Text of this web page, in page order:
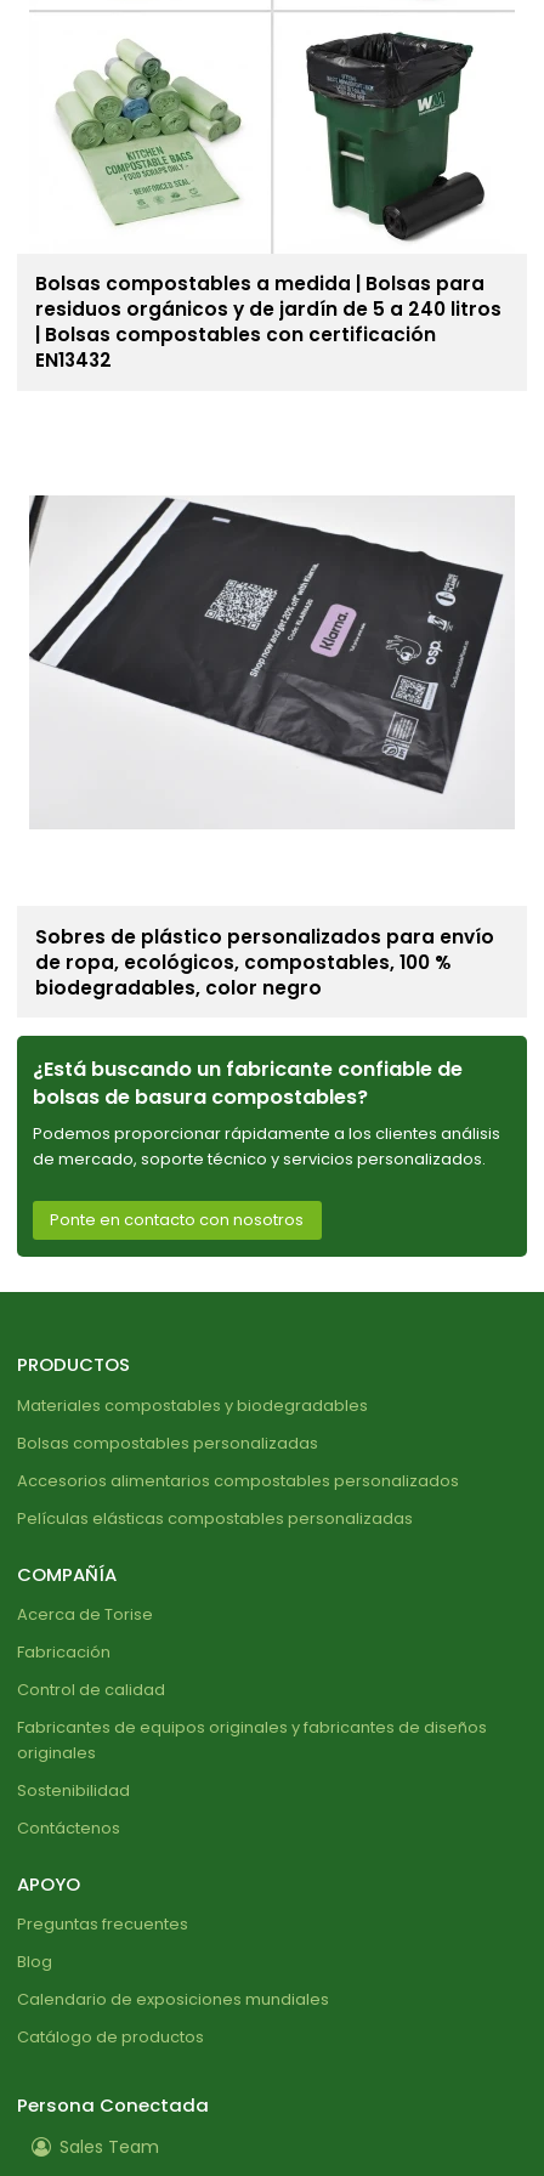
Bolsas compostables a medida | Bolsas para
residuos orgánicos y de jardín de 5 a 240 litros
| Bolsas compostables con certificación
EN13432
Sobres de plástico personalizados para envío
de ropa, ecológicos, compostables, 100 %
biodegradables, color negro
¿Está buscando un fabricante confiable de
bolsas de basura compostables?
Podemos proporcionar rápidamente a los clientes análisis
de mercado, soporte técnico y servicios personalizados.
Ponte en contacto con nosotros
PRODUCTOS
Materiales compostables y biodegradables
Bolsas compostables personalizadas
Accesorios alimentarios compostables personalizados
Películas elásticas compostables personalizadas
COMPAÑÍA
Acerca de Torise
Fabricación
Control de calidad
Fabricantes de equipos originales y fabricantes de diseños
originales
Sostenibilidad
Contáctenos
APOYO
Preguntas frecuentes
Blog
Calendario de exposiciones mundiales
Catálogo de productos
Persona Conectada
Sales Team